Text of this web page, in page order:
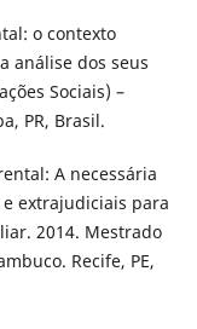
o contexto
análise dos seus
Sociais) –
PR, Brasil.
A necessária
extrajudiciais para
2014. Mestrado
Recife, PE,